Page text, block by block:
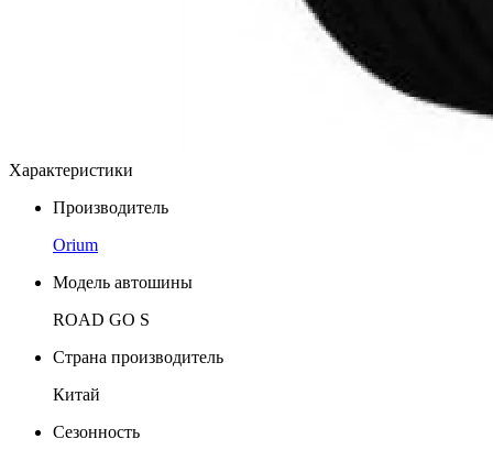
Характеристики
Производитель
Orium
Модель автошины
ROAD GO S
Страна производитель
Китай
Сезонность